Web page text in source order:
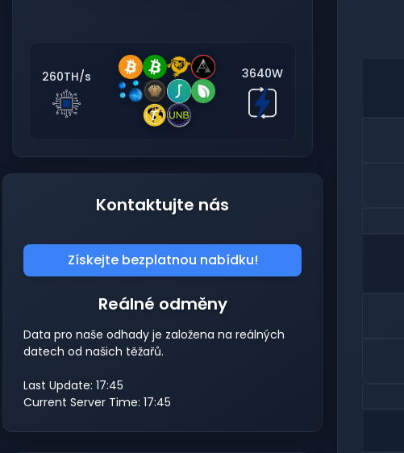
260TH/s 3640W
Kontaktujte nás
Získejte bezplatnou nabídku!
Reálné odměny
Data pro naše odhady je založena na reálných
datech od našich těžařů.
Last Update: 17:45
Current Server Time: 17:45